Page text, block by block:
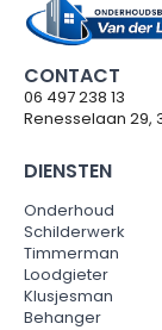
CONTACT
06 497 238 13
Renesselaan 29,
DIENSTEN
Onderhoud
Schilderwerk
Timmerman
Loodgieter
Klusjesman
Behanger